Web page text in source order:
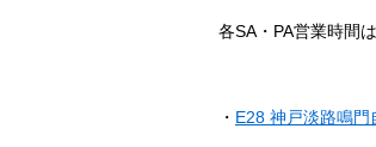
各SA・PA営業時間
・ E28 神戸淡路鳴門